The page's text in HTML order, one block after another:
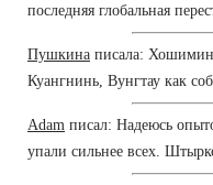
последняя глобальная
Пушкина писала:
Куангнинь, Вунгтау как
Adam писал: Надеюсь
упали сильнее всех.